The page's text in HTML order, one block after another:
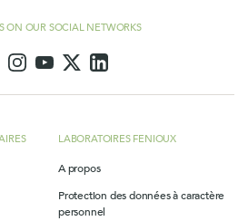
ON OUR SOCIAL NETWORKS
LABORATOIRES FENIOUX
A propos
Protection des données à caractère
personnel